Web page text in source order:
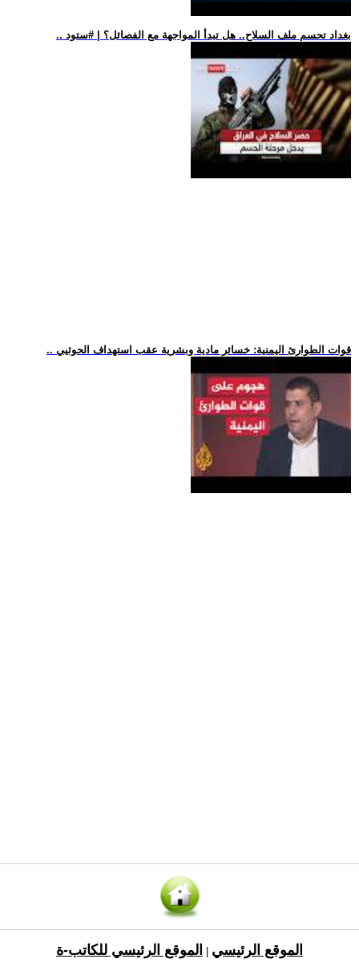
.. بغداد تحسم ملف السلاح.. هل تبدأ المواجهة مع الفصائل؟ | #ستود
.. قوات الطوارئ اليمنية: خسائر مادية وبشرية عقب استهداف الحوثيي
الموقع الرئيسي الموقع الرئيسي للكاتب-ة